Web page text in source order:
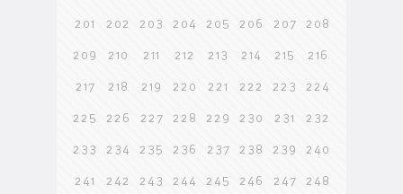
201 202 203 204 205 206 207 208
209 210 211 212 213 214 215 216
217 218 219 220 221 222 223 224
225 226 227 228 229 230 231 232
233 234 235 236 237 238 239 240
241 242 243 244 245 246 247 248